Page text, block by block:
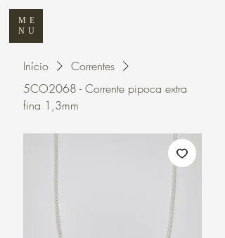
ME
NU
Início
Correntes
5CO2068 - Corrente pipoca extra
fina 1,3mm